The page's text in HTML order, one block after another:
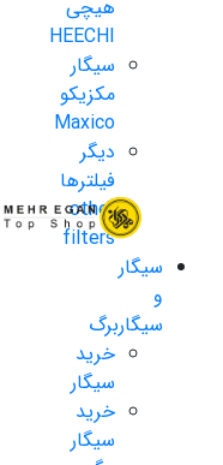
هیچی
HEECHI
سیگار
مکزیکو
Maxico
دیگر
فیلترها
other
filters
سیگار
و
سیگاربرگ
خرید
سیگار
خرید
سیگار